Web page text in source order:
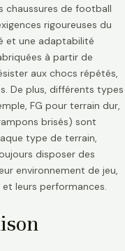
chaussures de football
rigoureuses du
et une adaptabilité
à partir de
aux chocs répétés,
De plus, différents types
FG pour terrain dur,
brisés) sont
type de terrain,
disposer des
environnement de jeu,
leurs performances.